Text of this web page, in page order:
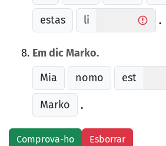
estas li .
Em dic Marko.
Mia
nomo est
Marko .